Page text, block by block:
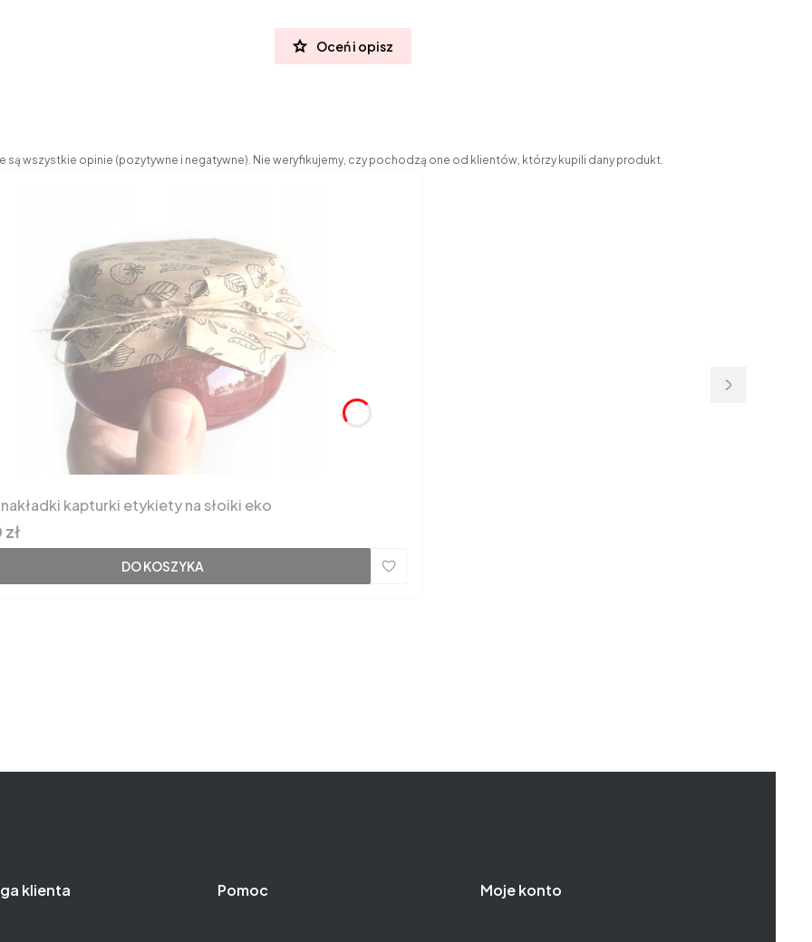
Oceń i opisz
są wszystkie opinie (pozytywne i negatywne). Nie weryfikujemy, czy pochodzą one od klientów, którzy kupili dany produkt.
kapturki etykiety na słoiki eko
DO KOSZYKA
klienta Pomoc Moje konto